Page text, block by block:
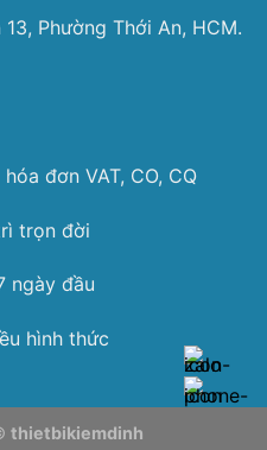
Phường Thới An, HCM.
đơn VAT, CO, CQ
trọn đời
ngày đầu
hình thức
thietbikiemdinh